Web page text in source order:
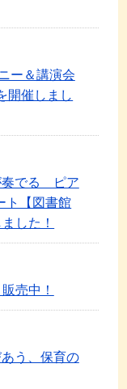
ー＆講演会
開催しまし
奏でる ピア
ト【図書館
した！
売中！
う、保育の